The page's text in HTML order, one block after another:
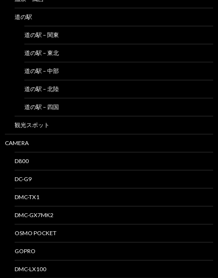
道の駅
道の駅 – 関東
道の駅 – 東北
道の駅 – 中部
道の駅 – 北陸
道の駅 – 四国
観光スポット
CAMERA
D800
DC-G9
DMC-TX1
DMC-GX7MK2
OSMO POCKET
GOPRO
DMC-LX100